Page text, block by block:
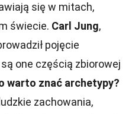
się w mitach,
świecie. Carl Jung,
pojęcie
one częścią zbiorowej
warto znać archetypy?
zachowania,